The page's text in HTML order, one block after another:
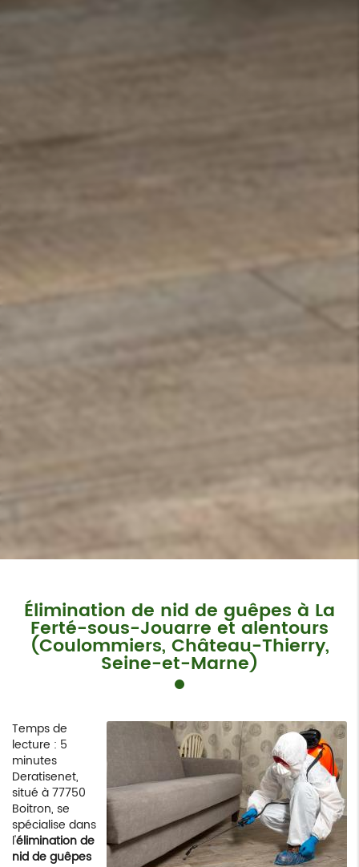
Élimination de nid de guêpes à La
Ferté-sous-Jouarre et alentours
(Coulommiers, Château-Thierry,
Seine-et-Marne)
Temps de
lecture : 5
minutes
Deratisenet,
situé à 77750
Boitron, se
spécialise dans
l'élimination de
nid de guêpes